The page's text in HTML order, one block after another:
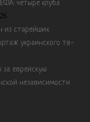
четыре клуба
из старейших
украинского тв-
еврейскую
независимости